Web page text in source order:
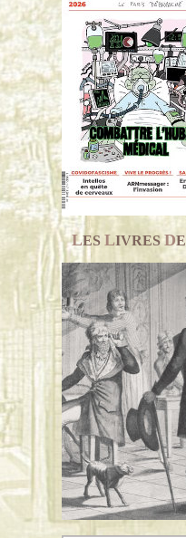
LES LIVRESDE